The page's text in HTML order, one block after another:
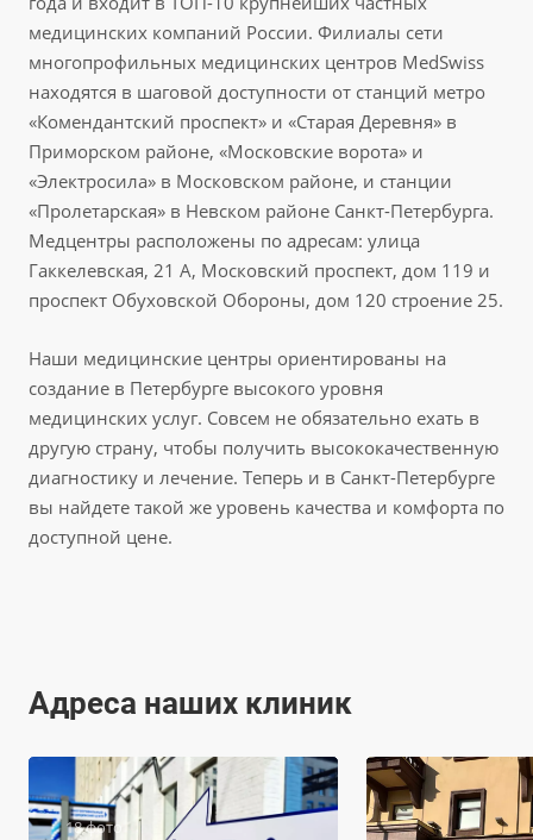
медицинских компаний России. Филиалы сети
многопрофильных медицинских центров MedSwiss
находятся в шаговой доступности от станций метро
«Комендантский проспект» и «Старая Деревня» в
Приморском районе, «Московские ворота» и
«Электросила» в Московском районе, и станции
«Пролетарская» в Невском районе Санкт-Петербурга.
Медцентры расположены по адресам: улица
Гаккелевская, 21 А, Московский проспект, дом 119 и
проспект Обуховской Обороны, дом 120 строение 25.
Наши медицинские центры ориентированы на
создание в Петербурге высокого уровня
медицинских услуг. Совсем не обязательно ехать в
другую страну, чтобы получить высококачественную
диагностику и лечение. Теперь и в Санкт-Петербурге
вы найдете такой же уровень качества и комфорта по
доступной цене.
Адреса наших клиник
18 фото